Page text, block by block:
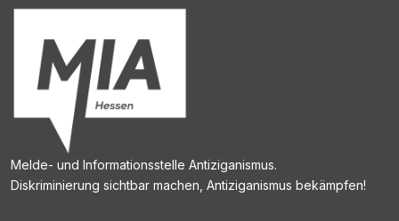
Melde- und Informationsstelle Antiziganismus.
Diskriminierung sichtbar machen, Antiziganismus bekämpfen!